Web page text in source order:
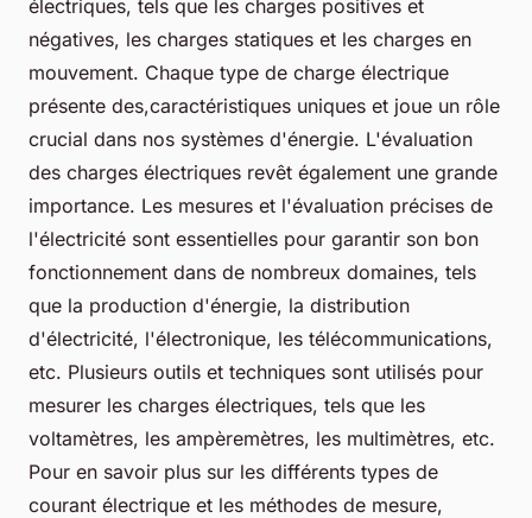
électriques, tels que les charges positives et
négatives, les charges statiques et les charges en
mouvement. Chaque type de charge électrique
présente des,caractéristiques uniques et joue un rôle
crucial dans nos systèmes d'énergie. L'évaluation
des charges électriques revêt également une grande
importance. Les mesures et l'évaluation précises de
l'électricité sont essentielles pour garantir son bon
fonctionnement dans de nombreux domaines, tels
que la production d'énergie, la distribution
d'électricité, l'électronique, les télécommunications,
etc. Plusieurs outils et techniques sont utilisés pour
mesurer les charges électriques, tels que les
voltamètres, les ampèremètres, les multimètres, etc.
Pour en savoir plus sur les différents types de
courant électrique et les méthodes de mesure,